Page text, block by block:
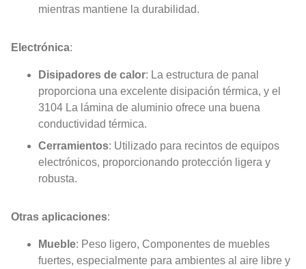
mientras mantiene la durabilidad.
Electrónica:
Disipadores de calor: La estructura de panal
proporciona una excelente disipación térmica, y el
3104 La lámina de aluminio ofrece una buena
conductividad térmica.
Cerramientos: Utilizado para recintos de equipos
electrónicos, proporcionando protección ligera y
robusta.
Otras aplicaciones:
Mueble: Peso ligero, Componentes de muebles
fuertes, especialmente para ambientes al aire libre y